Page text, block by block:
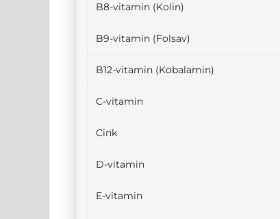
B8-vitamin (Kolin)
B9-vitamin (Folsav)
B12-vitamin (Kobalamin)
C-vitamin
Cink
D-vitamin
E-vitamin